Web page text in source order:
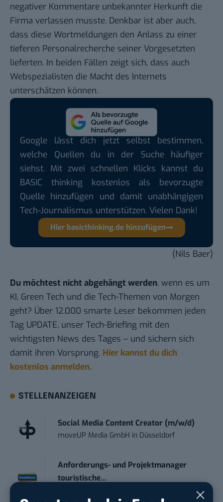
negativer Kommentare unbekannter Herkunft die
Firma verlassen musste. Denkbar ist aber auch,
dass diese Wortmeldungen den Anlass zu einer
tieferen Personalrecherche seiner Vorgesetzten
lieferten. In beiden Fällen zeigt sich, dass auch
Webspezialisten die Macht des Internets
unterschätzen können.
Google lässt dich jetzt selbst bestimmen,
welche Quellen du in der Suche häufiger
siehst. Mit zwei schnellen Klicks kannst du
BASIC thinking kostenlos als bevorzugte
Quelle hinzufügen und damit unabhängigen
Tech-Journalismus unterstützen. Vielen Dank!
Hier basicthinking.de hinzufügen
(Nils Baer)
Du möchtest nicht abgehängt werden, wenn es um
KI, Green Tech und die Tech-Themen von Morgen
geht? Über 12.000 smarte Leser bekommen jeden
Tag UPDATE, unser Tech-Briefing mit den
wichtigsten News des Tages – und sichern sich
damit ihren Vorsprung. Hier kannst du dich
kostenlos anmelden.
STELLENANZEIGEN
Social Media Content Creator (m/w/d)
moveUP Media GmbH in Düsseldorf
Anforderungs- und Projektmanager
touristische...